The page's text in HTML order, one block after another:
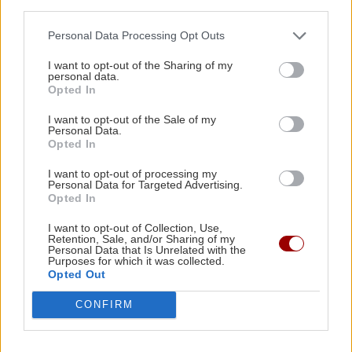
Personal Data Processing Opt Outs
I want to opt-out of the Sharing of my
personal data.
Opted In
I want to opt-out of the Sale of my
Personal Data.
Opted In
I want to opt-out of processing my
Personal Data for Targeted Advertising.
Opted In
I want to opt-out of Collection, Use,
Retention, Sale, and/or Sharing of my
Personal Data that Is Unrelated with the
Purposes for which it was collected.
Opted Out
CONFIRM
Πολωνία (βίντεο)
10:30
ΚΡΗΤΗ
Στο Καστέλλι οι υπογραφές για τον εξοπλισμό
αεροναυτιλίας του νέου αεροδρομίου
ΚΡΗΤΗ
Κρήτη: Αναχωρούν εκατοντάδες μετανάστες
και την ίδια στιγμή καταφτάνουν άλλοι...
10:20
ΚΡΗΤΗ
Υγειονομική θωράκιση για την Κασταμονίτσα
με δωρεά απινιδωτή και σεμινάριο πρώτων
βοηθειών!
ΠΕΡΙΣΣΟΤΕΡΑ
ΚΡΗΤΗ
Κρήτη: Εξιχνιάστηκαν οι εμπρησμοί -